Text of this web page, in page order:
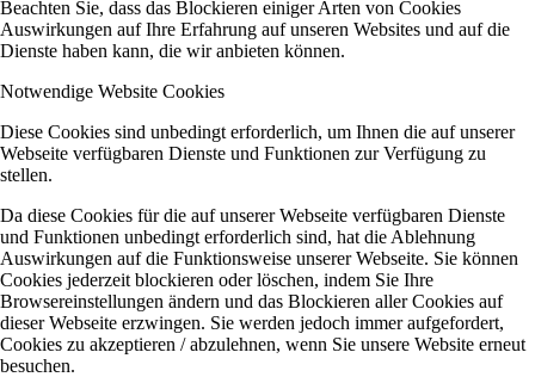
Beachten Sie, dass das Blockieren einiger Arten von Cookies
Auswirkungen auf Ihre Erfahrung auf unseren Websites und auf die
Dienste haben kann, die wir anbieten können.
Notwendige Website Cookies
Diese Cookies sind unbedingt erforderlich, um Ihnen die auf unserer
Webseite verfügbaren Dienste und Funktionen zur Verfügung zu
stellen.
Da diese Cookies für die auf unserer Webseite verfügbaren Dienste
und Funktionen unbedingt erforderlich sind, hat die Ablehnung
Auswirkungen auf die Funktionsweise unserer Webseite. Sie können
Cookies jederzeit blockieren oder löschen, indem Sie Ihre
Browsereinstellungen ändern und das Blockieren aller Cookies auf
dieser Webseite erzwingen. Sie werden jedoch immer aufgefordert,
Cookies zu akzeptieren / abzulehnen, wenn Sie unsere Website erneut
besuchen.